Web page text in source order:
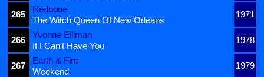
265
Redbone
1971
The Witch Queen Of New Orleans
266
Yvonne Elliman
1978
If I Can't Have You
267
Earth & Fire
1979
Weekend